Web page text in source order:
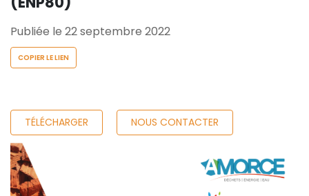
Publiée le 22 septembre 2022
COPIER LE LIEN
TÉLÉCHARGER NOUS CONTACTER